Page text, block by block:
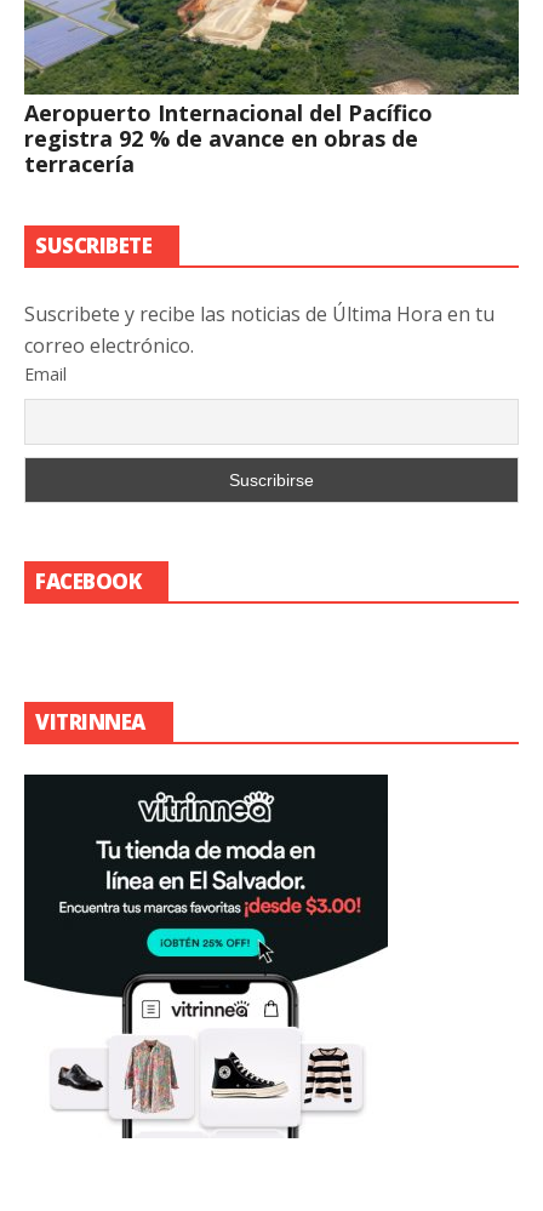
Aeropuerto Internacional del Pacífico
registra 92 % de avance en obras de
terracería
SUSCRIBETE
Suscribete y recibe las noticias de Última Hora en tu
correo electrónico.
Email
FACEBOOK
VITRINNEA